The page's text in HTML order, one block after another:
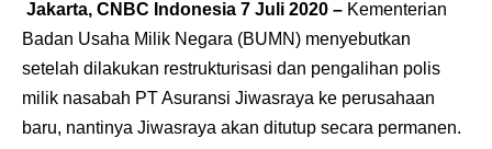
Jakarta, CNBC Indonesia 7 Juli 2020 – Kementerian
Badan Usaha Milik Negara (BUMN) menyebutkan
setelah dilakukan restrukturisasi dan pengalihan polis
milik nasabah PT Asuransi Jiwasraya ke perusahaan
baru, nantinya Jiwasraya akan ditutup secara permanen.